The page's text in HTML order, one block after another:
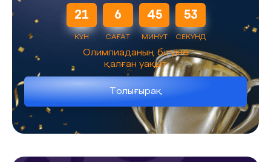
21
КҮН
6
САҒАТ
45
МИНУТ
52
СЕКУНД
Олимпиаданың бітуіне
қалған уақыт
Толығырақ